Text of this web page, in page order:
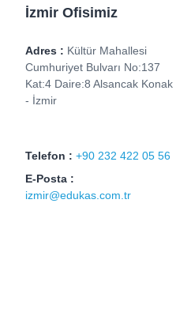
İzmir Ofisimiz
Adres : Kültür Mahallesi
Cumhuriyet Bulvarı No:137
Kat:4 Daire:8 Alsancak Konak
- İzmir
Telefon : +90 232 422 05 56
E-Posta :
izmir@edukas.com.tr